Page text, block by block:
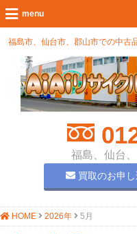
福島市、仙台市、郡山市での中古
福島、仙台
買取のお申
HOME 2026年 5月